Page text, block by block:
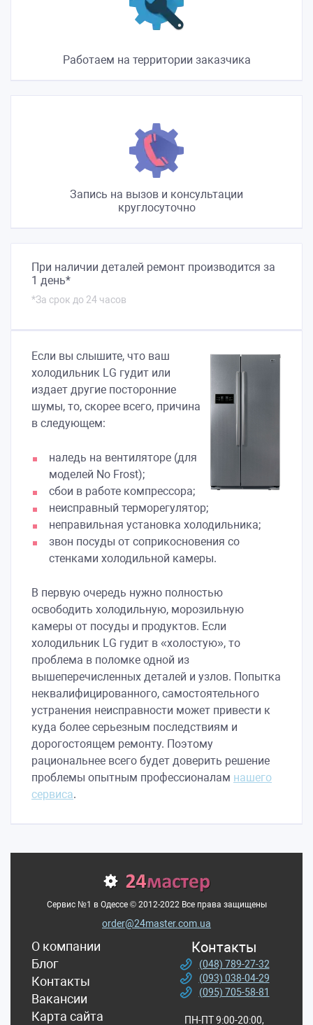
Работаем на территории заказчика
Запись на вызов и консультации
круглосуточно
При наличии деталей ремонт производится за
1 день*
*За срок до 24 часов
Если вы слышите, что ваш
холодильник LG гудит или
издает другие посторонние
шумы, то, скорее всего, причина
в следующем:
наледь на вентиляторе (для
моделей No Frost);
сбои в работе компрессора;
неисправный терморегулятор;
неправильная установка холодильника;
звон посуды от соприкосновения со
стенками холодильной камеры.
В первую очередь нужно полностью
освободить холодильную, морозильную
камеры от посуды и продуктов. Если
холодильник LG гудит в «холостую», то
проблема в поломке одной из
вышеперечисленных деталей и узлов. Попытка
неквалифицированного, самостоятельного
устранения неисправности может привести к
куда более серьезным последствиям и
дорогостоящем ремонту. Поэтому
рациональнее всего будет доверить решение
проблемы опытным профессионалам нашего
сервиса.
Сервис №1 в Одесcе © 2012-2022 Все права защищены
order@24master.com.ua
О компании
Блог
Контакты
Вакансии
Карта сайта
Контакты
(048) 789-27-32
(093) 038-04-29
(095) 705-58-81
ПН-ПТ 9:00-20:00,